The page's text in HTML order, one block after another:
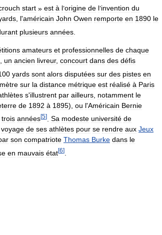
start » est à l’origine de l’invention du
, l'américain John Owen remporte en 1890 le
plusieurs années
amateurs et professionnelles de chaque
un ancien livreur, concourt dans des défis
yards sont alors disputées sur des pistes en
sur la distance métrique est réalisé à Paris
s'illustrent par ailleurs notamment le
de 1892 à 1895), ou l'Américain Bernie
trois années[5] Sa modeste université de
voyage de ses athlètes pour se rendre aux Jeux
son compatriote Thomas Burke dans le
en mauvais état[6]